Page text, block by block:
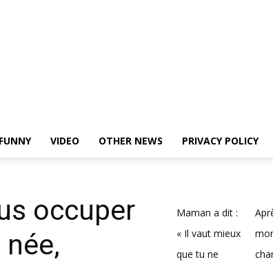
FUNNY VIDEO OTHER NEWS PRIVACY POLICY
occuper
Maman a dit :
« Il vaut mieux
que tu ne